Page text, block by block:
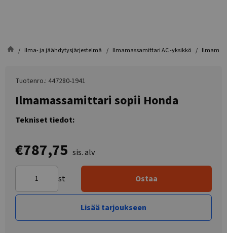
Ilma- ja jäähdytysjärjestelmä Ilmamassamittari AC -yksikkö
Tuotenro.: 447280-1941
Ilmamassamittari sopii Honda
Tekniset tiedot:
€787,75 sis. alv
st Ostaa
Lisää tarjoukseen